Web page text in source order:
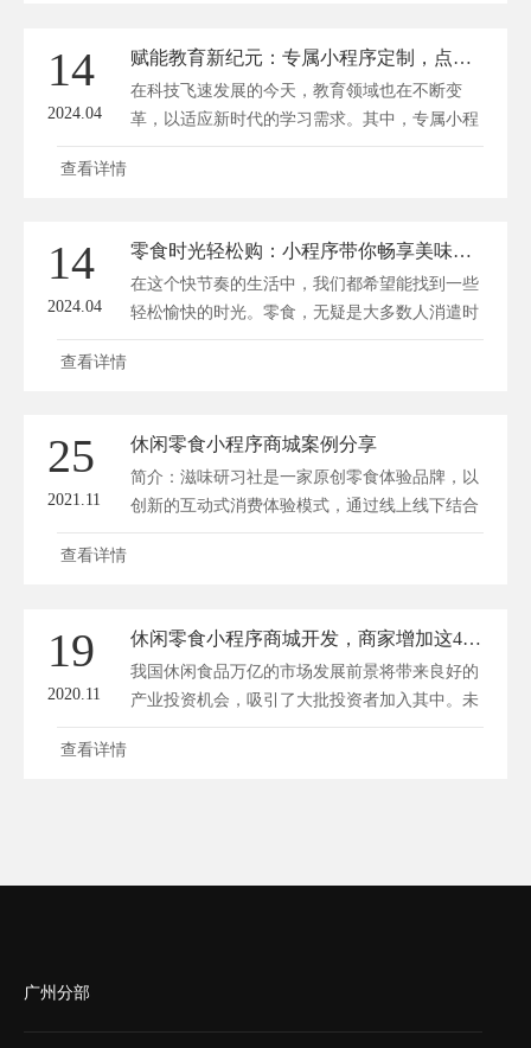
程序。在这里，你可以找到各种口感、口味、品
牌的零食，满足你不同...
14
2024.04
赋能教育新纪元：专属小程序定制，点亮学习新体验
在科技飞速发展的今天，教育领域也在不断变
革，以适应新时代的学习需求。其中，专属小程
序定制的出现，为教育行业注入了新的活力，开
性化学习，因材施教 专属小程序定制能够根据
每个学生的特点和学习需求，提供...
查看详情
14
2024.04
零食时光轻松购：小程序带你畅享美味每一刻
在这个快节奏的生活中，我们都希望能找到一些
轻松愉快的时光。零食，无疑是大多数人消遣时
光的最佳伴侣。随着科技的发展，如今，我们只
为“零食时光轻松购”的小程序，致力于为广大消
费者提供丰富多样的零食...
查看详情
25
2021.11
休闲零食小程序商城案例分享
简介：滋味研习社是一家原创零食体验品牌，以
创新的互动式消费体验模式，通过线上线下结合
的零售模式，为消费者带来各地的品质美食。品
亮点：1、结合社群和秒杀功能，在线下线上进
行组建社群获客，并每日在社群...
查看详情
19
2020.11
休闲零食小程序商城开发，商家增加这4个功能回头客多50%
我国休闲食品万亿的市场发展前景将带来良好的
产业投资机会，吸引了大批投资者加入其中。未
来休闲食品市场仍将持续扩大，产品品种将进一
查看详情
广州分部